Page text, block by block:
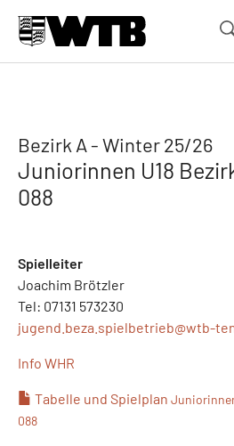
Bezirk A - Winter 25/26
Juniorinnen U18
088
Spielleiter
Joachim Brötzler
Tel: 07131 573230
jugend.beza.spielbetrieb@wtb-
Info WHR
Tabelle und Spielplan
088